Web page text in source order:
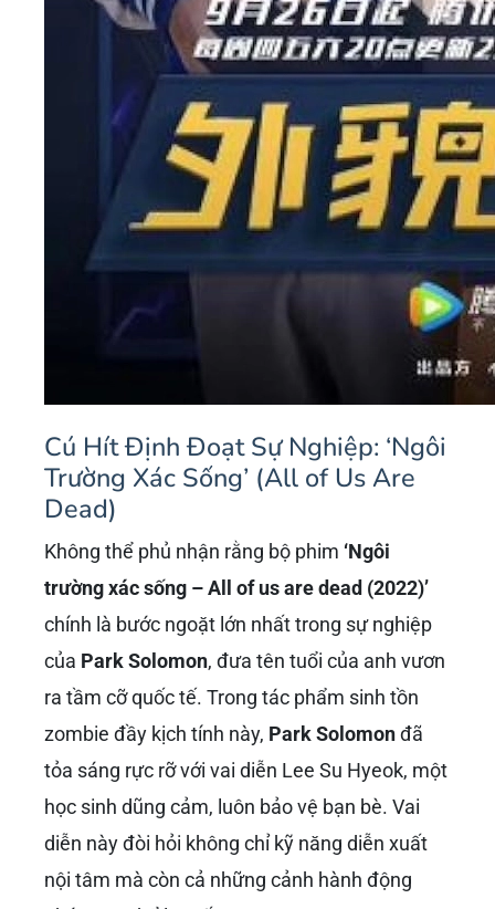
Park Solomontiếp cận một lượng lớn khán giả
hâm mộ webtoon, đồng thời củng cố hình ảnh
một diễn viên trẻ tài năng, có khả năng hóa
thân vào các vai diễn phức tạp, đòi hỏi chiều
sâu tâm lý. Việc tham gia vào những dự án
như vậy là bước đệm quan trọng, giúp anh tích
lũy kinh nghiệm và chuẩn bị cho những vai
diễn lớn hơn trong tương lai.